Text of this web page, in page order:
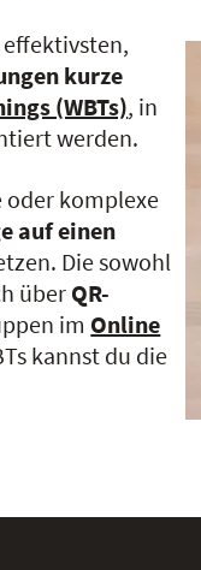
kurze
(WBTs), in
werden.
oder komplexe
auf einen
Die sowohl
über QR-
im Online
kannst du die